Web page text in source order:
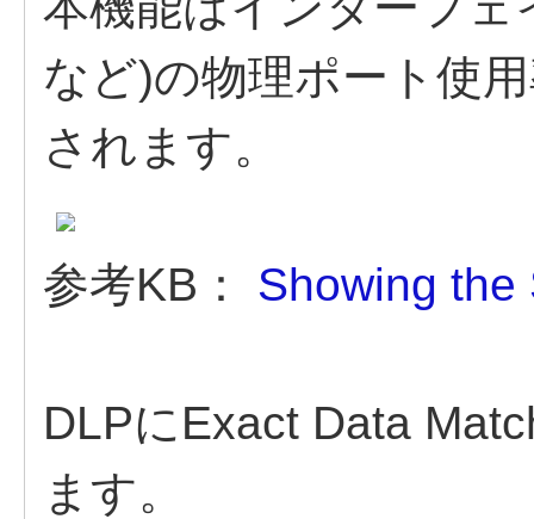
など)の物理ポート使
されます。
参考KB： Showing the
DLPにExact Data
ます。